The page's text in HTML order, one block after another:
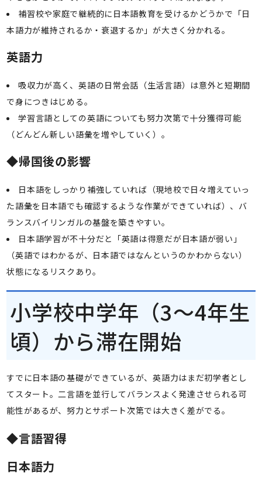
補習校や家庭で継続的に日本語教育を受けるかどうかで「日
本語力が維持されるか・衰退するか」が大きく分かれる。
英語力
吸収力が高く、英語の日常会話（生活言語）は意外と短期間
で身につきはじめる。
学習言語としての英語についても努力次第で十分獲得可能
（どんどん新しい語彙を増やしていく）。
◆帰国後の影響
日本語をしっかり補強していれば（現地校で日々増えていっ
た語彙を日本語でも確認するような作業ができていれば）、バ
ランスバイリンガルの基盤を築きやすい。
日本語学習が不十分だと「英語は得意だが日本語が弱い」
（英語ではわかるが、日本語ではなんというのかわからない）
状態になるリスクあり。
小学校中学年（3～4年生
頃）から滞在開始
すでに日本語の基礎ができているが、英語力はまだ初学者とし
てスタート。二言語を並行してバランスよく発達させられる可
能性があるが、努力とサポート次第では大きく差がでる。
◆言語習得
日本語力